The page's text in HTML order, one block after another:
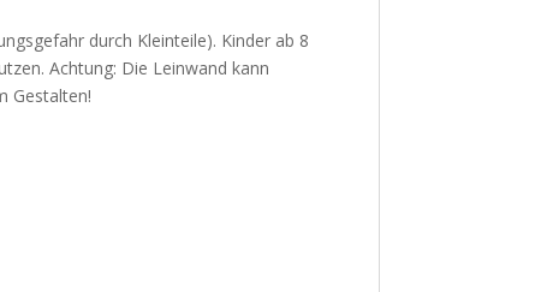
durch Kleinteile). Kinder ab 8
Achtung: Die Leinwand kann
Gestalten!